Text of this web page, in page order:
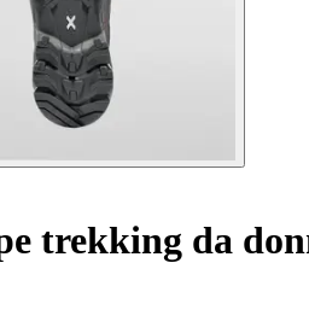
trekking da